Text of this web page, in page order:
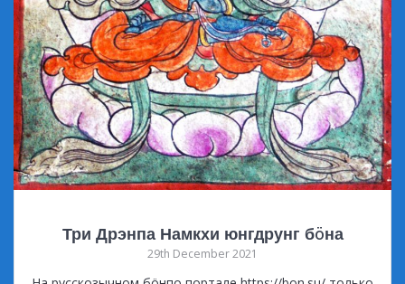
Три Дрэнпа Намкхи юнгдрунг бöна
29th December 2021